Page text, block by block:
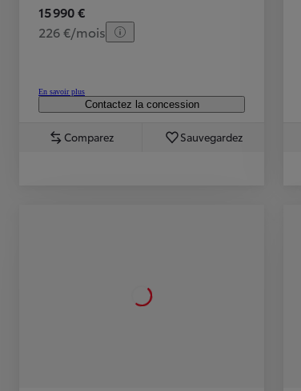
15 990 €
226 €/mois
En savoir plus
Contactez la concession
Comparez Sauvegardez